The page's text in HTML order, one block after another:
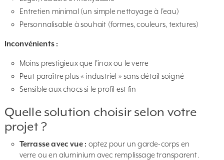
Entretien minimal (un simple nettoyage à l’eau)
Personnalisable à souhait (formes, couleurs, textures)
Inconvénients :
Moins prestigieux que l’inox ou le verre
Peut paraître plus « industriel » sans détail soigné
Sensible aux chocs si le profil est fin
Quelle solution choisir selon votre
projet ?
Terrasse avec vue : optez pour un garde-corps en
verre ou en aluminium avec remplissage transparent.